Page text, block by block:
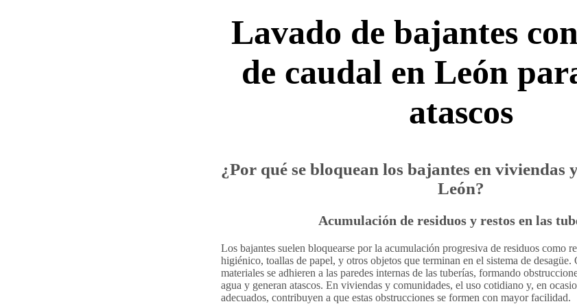
Lavado de bajantes
de caudal en León
atascos
¿Por qué se bloquean los bajantes en viviendas
León?
Acumulación de residuos y restos en las
Los bajantes suelen bloquearse por la acumulación progresiva de residuos como
higiénico, toallas de papel, y otros objetos que terminan en el sistema de desagüe.
materiales se adhieren a las paredes internas de las tuberías, formando
agua y generan atascos. En viviendas y comunidades, el uso cotidiano y, en
adecuados, contribuyen a que estas obstrucciones se formen con mayor facilidad.